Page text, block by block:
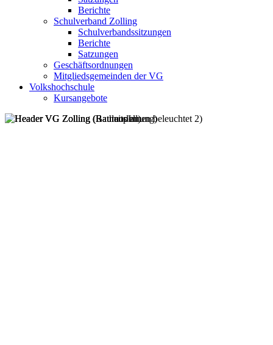
Berichte
Schulverband Zolling
Schulverbandssitzungen
Berichte
Satzungen
Geschäftsordnungen
Mitgliedsgemeinden der VG
Volkshochschule
Kursangebote